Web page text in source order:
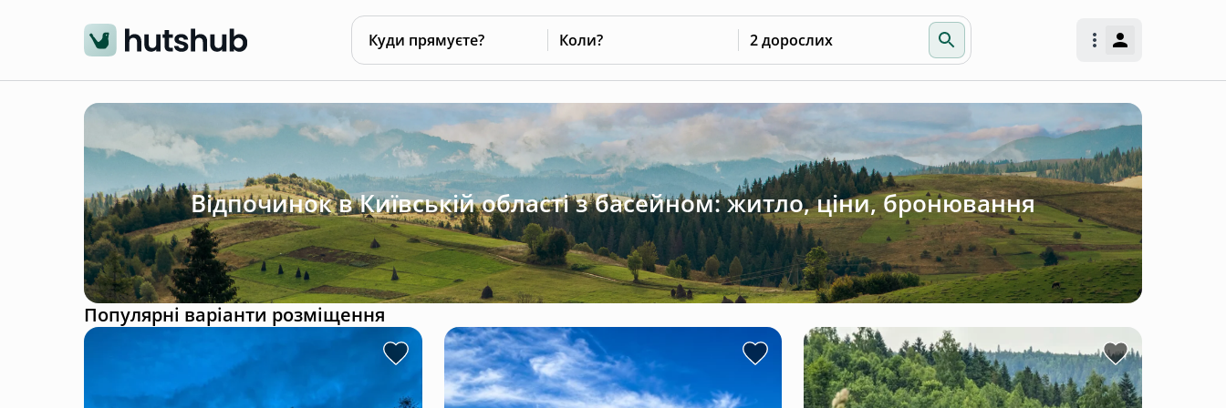
Куди прямуєте? Коли? 2 дорослих
Відпочинок в Київській області з басейном: житло, ціни, бронювання
Популярні варіанти розміщення